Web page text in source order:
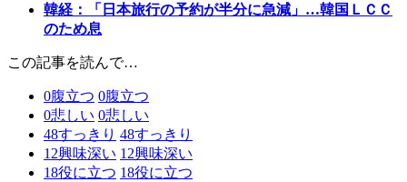
韓経：「日本旅行の予約が半分に急減」…韓国ＬＣＣ
のため息
この記事を読んで…
0腹立つ 0腹立つ
0悲しい 0悲しい
48すっきり 48すっきり
12興味深い 12興味深い
18役に立つ 18役に立つ